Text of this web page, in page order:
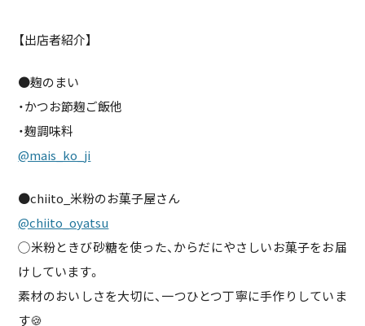
【出店者紹介】
●麹のまい
・かつお節麹ご飯他
・麹調味料
@mais_ko_ji
●chiito_米粉のお菓子屋さん
@chiito_oyatsu
◯米粉ときび砂糖を使った、からだにやさしいお菓子をお届
けしています。
素材のおいしさを大切に、一つひとつ丁寧に手作りしていま
す🍪